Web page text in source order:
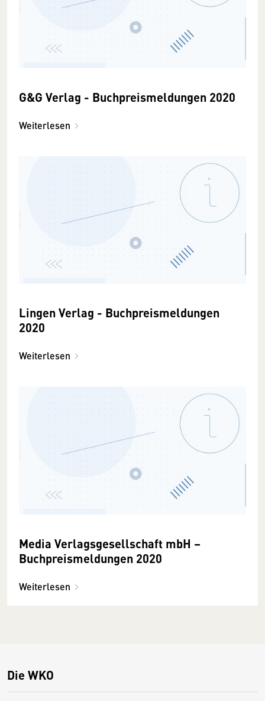
G&G Verlag - Buchpreismeldungen 2020
Weiterlesen
Lingen Verlag - Buchpreismeldungen
2020
Weiterlesen
Media Verlagsgesellschaft mbH –
Buchpreismeldungen 2020
Weiterlesen
Die WKO